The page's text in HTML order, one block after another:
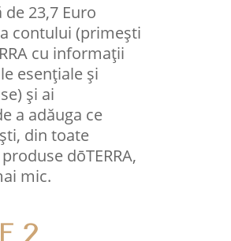
23,7 Euro
contului (primești
cu informații
esențiale și
și ai
a adăuga ce
din toate
dōTERRA,
mic.